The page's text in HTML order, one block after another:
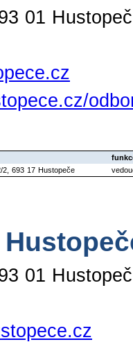
01
2, 693 17 Hustopeče
01